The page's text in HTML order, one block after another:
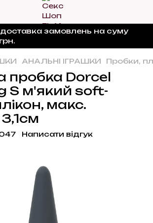
замовлень на суму
АНАЛЬНІ ІГРАШКИ Пробки,
пробка Dorcel
S м'який soft-
макс.
Написати відгук